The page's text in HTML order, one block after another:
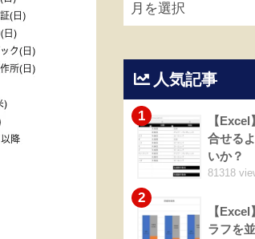
人気記事
1
【
合せる
いか？
81318
2
【
ラフを